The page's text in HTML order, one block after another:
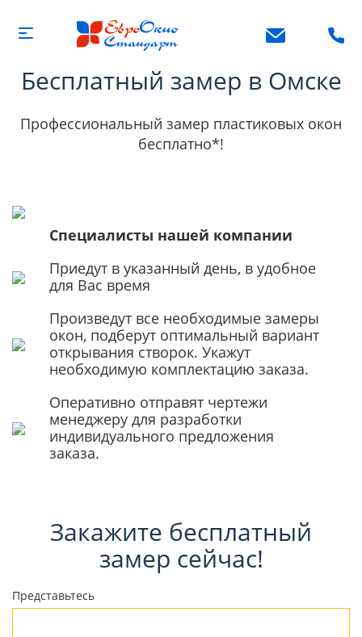
Бесплатный замер в Омске
Профессиональный замер пластиковых окон
бесплатно*!
Специалисты нашей компании
Приедут в указанный день, в удобное
для Вас время
Произведут все необходимые замеры
окон, подберут оптимальный вариант
открывания створок. Укажут
необходимую комплектацию заказа.
Оперативно отправят чертежи
менеджеру для разработки
индивидуального предложения
заказа.
Закажите бесплатный
замер сейчас!
Представьтесь